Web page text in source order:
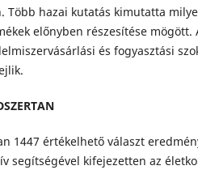
Több hazai kutatás kimutatta
előnyben részesítése mögött.
és fogyasztási
1447 értékelhető választ
segítségével kifejezetten az